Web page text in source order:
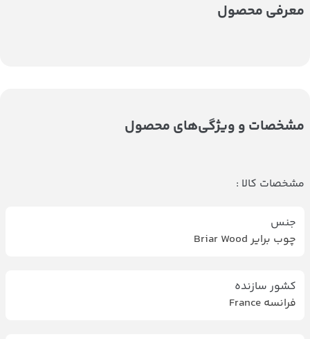
معرفی محصول
مشخصات و ویژگی‌های محصول
مشخصات کالا :
جنس
چوب برایر Briar Wood
کشور سازنده
فرانسه France